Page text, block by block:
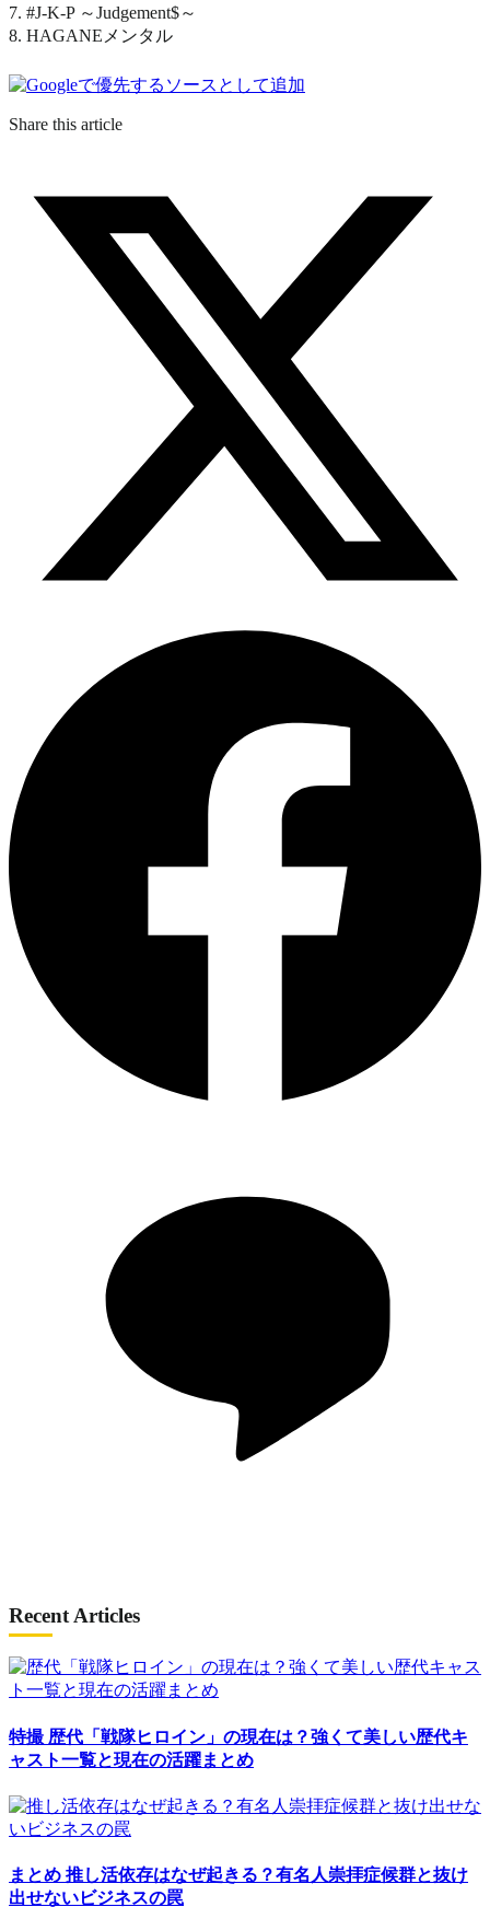
7. #J-K-P ～Judgement$～
8. HAGANEメンタル
Share this article
Recent Articles
特撮 歴代「戦隊ヒロイン」の現在は？強くて美しい歴代キ
ャスト一覧と現在の活躍まとめ
まとめ 推し活依存はなぜ起きる？有名人崇拝症候群と抜け
出せないビジネスの罠